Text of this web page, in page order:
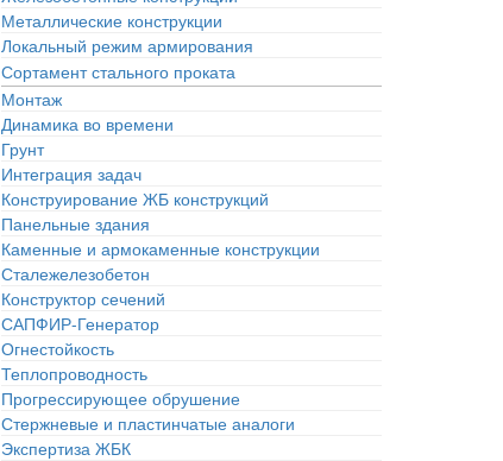
Металлические конструкции
Локальный режим армирования
Сортамент стального проката
Монтаж
Динамика во времени
Грунт
Интеграция задач
Конструирование ЖБ конструкций
Панельные здания
Каменные и армокаменные конструкции
Сталежелезобетон
Конструктор сечений
САПФИР-Генератор
Огнестойкость
Теплопроводность
Прогрессирующее обрушение
Стержневые и пластинчатые аналоги
Экспертиза ЖБК